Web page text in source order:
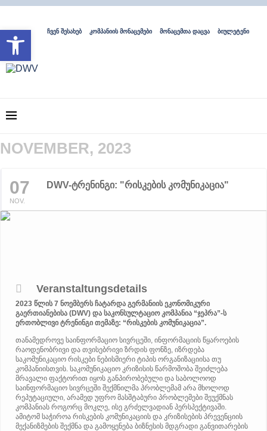
Open toolbarჩვენ შესახებ კომპანიის მონაცემები მონაცემთა დაცვა ბიულეტენი
NOVEMBER, 2023
07
NOV.
DWV-ტრენინგი: "რისკების კომუნიკაცია"
Veranstaltungsdetails
2023 წლის 7 ნოემბერს ჩატარდა გერმანიის ეკონომიკური
გაერთიანებისა (DWV) და საკონსულტაციო კომპანია “ჯეპრა”-ს
ერთობლივი ტრენინგი თემაზე: “რისკების კომუნიკაცია”.
თანამედროვე საინფორმაციო სივრცეში, ინფორმაციის წყაროების
რაოდენობრივი და თვისებრივი ზრდის ფონზე, იზრდება
საკომუნიკაციო რისკები ნებისმიერი ტიპის ორგანიზაციისა თუ
კომპანიისთვის. საკომუნიკაციო კრიზისის წარმოშობა შეიძლება
მრავალი ფაქტორით იყოს განპირობებული და საბოლოოდ
საინფორმაციო სივრცეში შექმნილმა პრობლემამ არა მხოლოდ
რეპუტაციული, არამედ უფრო მასშტაბური პრობლემები შეუქმნას
კომპანიას როგორც მოკლე, ისე გრძელვადიან პერსპექტივაში.
ამიტომ საჭიროა რისკების კომუნიკაციის და კრიზისების პრევენციის
მექანიზმების შექმნა და გამოყენება ბიზნესის მდგრადი განვითარების